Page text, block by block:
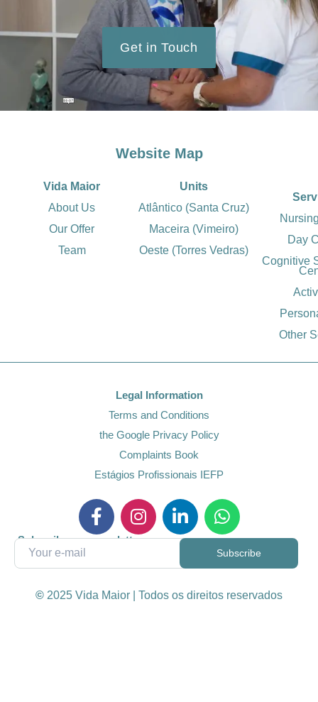
Get in Touch
Website Map
Vida Maior
About Us
Our Offer
Team
Units
Atlântico (Santa Cruz)
Maceira (Vimeiro)
Oeste (Torres Vedras)
Day
Cognitive
Other
Legal Information
Terms and Conditions
the Google Privacy Policy
Complaints Book
Estágios Profissionais IEFP
Subscribe our newsletter
© 2025 Vida Maior | Todos os direitos reservados